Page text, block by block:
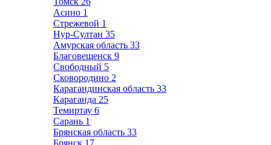
Асино 1
Стрежевой 1
Нур-Султан 35
Амурская область 33
Благовещенск 9
Свободный 5
Сковородино 2
Карагандинская область 33
Караганда 25
Темиртау 6
Сарань 1
Брянская область 33
Брянск 17